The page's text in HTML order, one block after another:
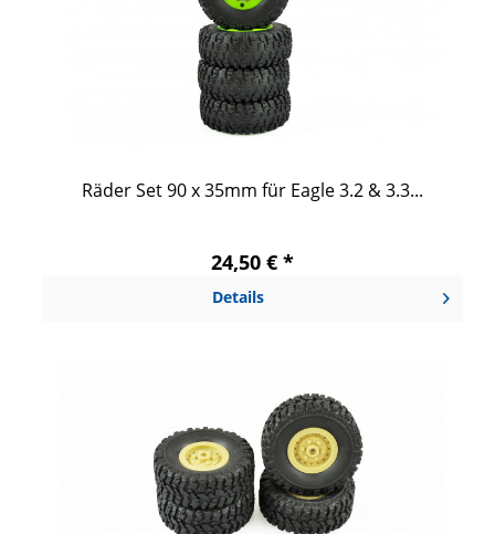
Räder Set 90 x 35mm für Eagle 3.2 & 3.3...
24,50 € *
Details